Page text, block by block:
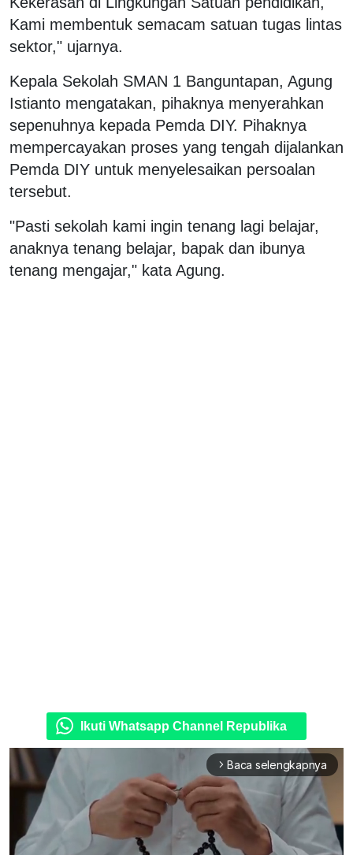
Kami membentuk semacam satuan tugas lintas
sektor," ujarnya.
Kepala Sekolah SMAN 1 Banguntapan, Agung
Istianto mengatakan, pihaknya menyerahkan
sepenuhnya kepada Pemda DIY. Pihaknya
mempercayakan proses yang tengah dijalankan
Pemda DIY untuk menyelesaikan persoalan
tersebut.
"Pasti sekolah kami ingin tenang lagi belajar,
anaknya tenang belajar, bapak dan ibunya
tenang mengajar," kata Agung.
Ikuti Whatsapp Channel Republika
arrow_forward_ios Baca selengkapnya